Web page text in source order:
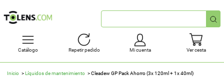
Búsqueda
rápida
Catálogo Repetir pedido Mi cuenta Ver cesta
Inicio Líquidos de mantenimiento Cleadew GP Pack Ahorro (3x 120ml + 1x 40ml)